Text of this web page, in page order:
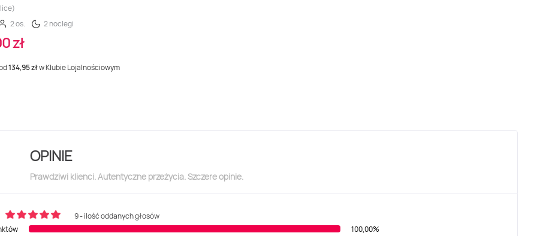
2 os. 2 noclegi
zł
134,95 złw Klubie Lojalnościowym
OPINIE
Prawdziwi klienci. Autentyczne przeżycia. Szczere opinie.
9 - ilość oddanych głosów
100,00%